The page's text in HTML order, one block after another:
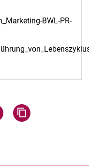
BWL-PR-
email
page via WhatsApp
Share page via